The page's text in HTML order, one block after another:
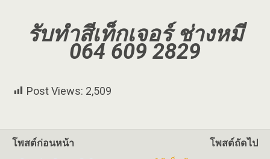
รับทำสีเท็กเจอร์ ช่างหมี
064 609 2829
Post Views: 2,509
โพสต์ก่อนหน้า
โพสต์ถัดไป